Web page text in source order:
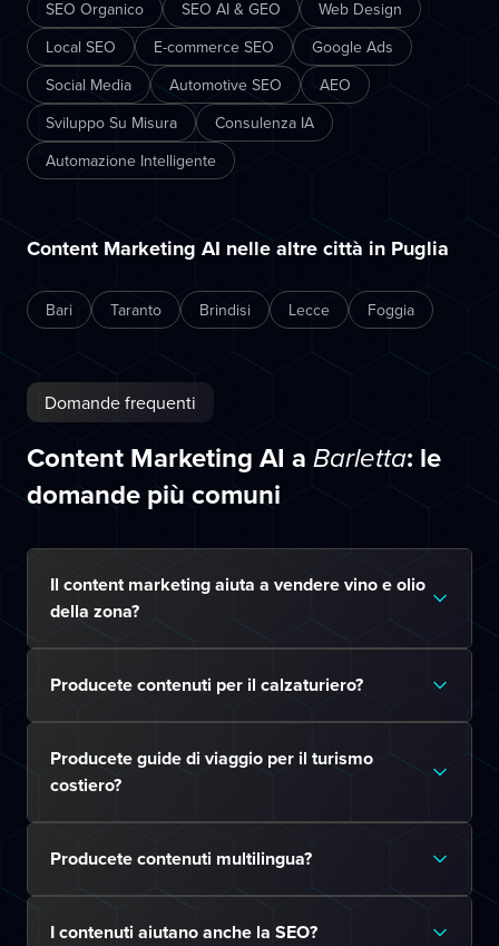
SEO Organico SEO AI & GEO
Web Design
Local SEO
E-commerce SEO
Google Ads
Social Media
Automotive SEO
AEO
Sviluppo Su Misura
Consulenza IA
Automazione Intelligente
Content Marketing AI nelle altre città in Puglia
Bari Taranto Brindisi Lecce Foggia
Domande frequenti
Content Marketing AI a Barletta: le
domande più comuni
Il content marketing aiuta a vendere vino e olio
della zona?
Producete contenuti per il calzaturiero?
Producete guide di viaggio per il turismo
costiero?
Producete contenuti multilingua?
I contenuti aiutano anche la SEO?